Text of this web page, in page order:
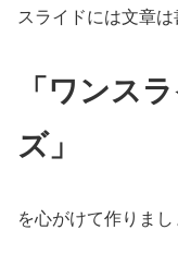
スライドには文章は
「ワンス
ズ」
を心がけて作りまし